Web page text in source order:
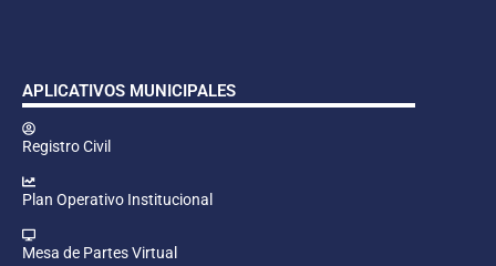
APLICATIVOS MUNICIPALES
Registro Civil
Plan Operativo Institucional
Mesa de Partes Virtual